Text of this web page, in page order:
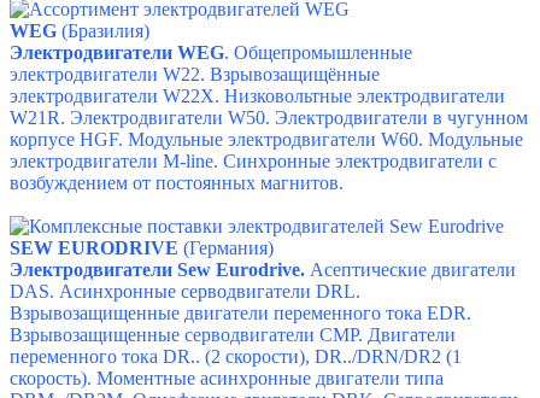
WEG (Бразилия)
Электродвигатели WEG. Общепромышленные
электродвигатели W22. Взрывозащищённые
электродвигатели W22X. Низковольтные электродвигатели
W21R. Электродвигатели W50. Электродвигатели в чугунном
корпусе HGF. Модульные электродвигатели W60. Модульные
электродвигатели M-line. Синхронные электродвигатели с
возбуждением от постоянных магнитов.
SEW EURODRIVE (Германия)
Электродвигатели Sew Eurodrive. Асептические двигатели
DAS. Асинхронные серводвигатели DRL.
Взрывозащищенные двигатели переменного тока EDR.
Взрывозащищенные серводвигатели CMP. Двигатели
переменного тока DR.. (2 скорости), DR../DRN/DR2 (1
скорость). Моментные асинхронные двигатели типа